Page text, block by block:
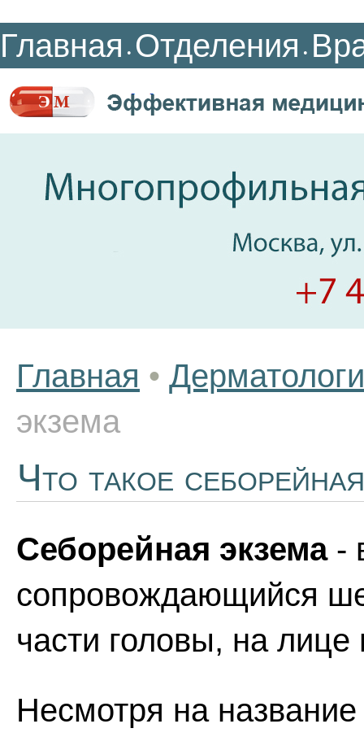
Главная • Отделения •
Главная •
экзема
Что такое
Себорейная экзема-
сопровождающийся
части головы, на лице
Несмотря на